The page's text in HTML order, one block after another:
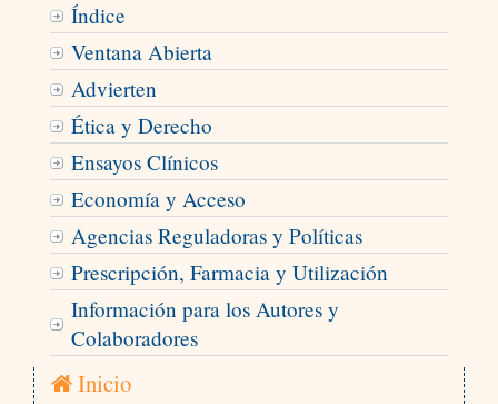
Índice
Ventana Abierta
Advierten
Ética y Derecho
Ensayos Clínicos
Economía y Acceso
Agencias Reguladoras y Políticas
Prescripción, Farmacia y Utilización
Información para los Autores y
Colaboradores
Inicio